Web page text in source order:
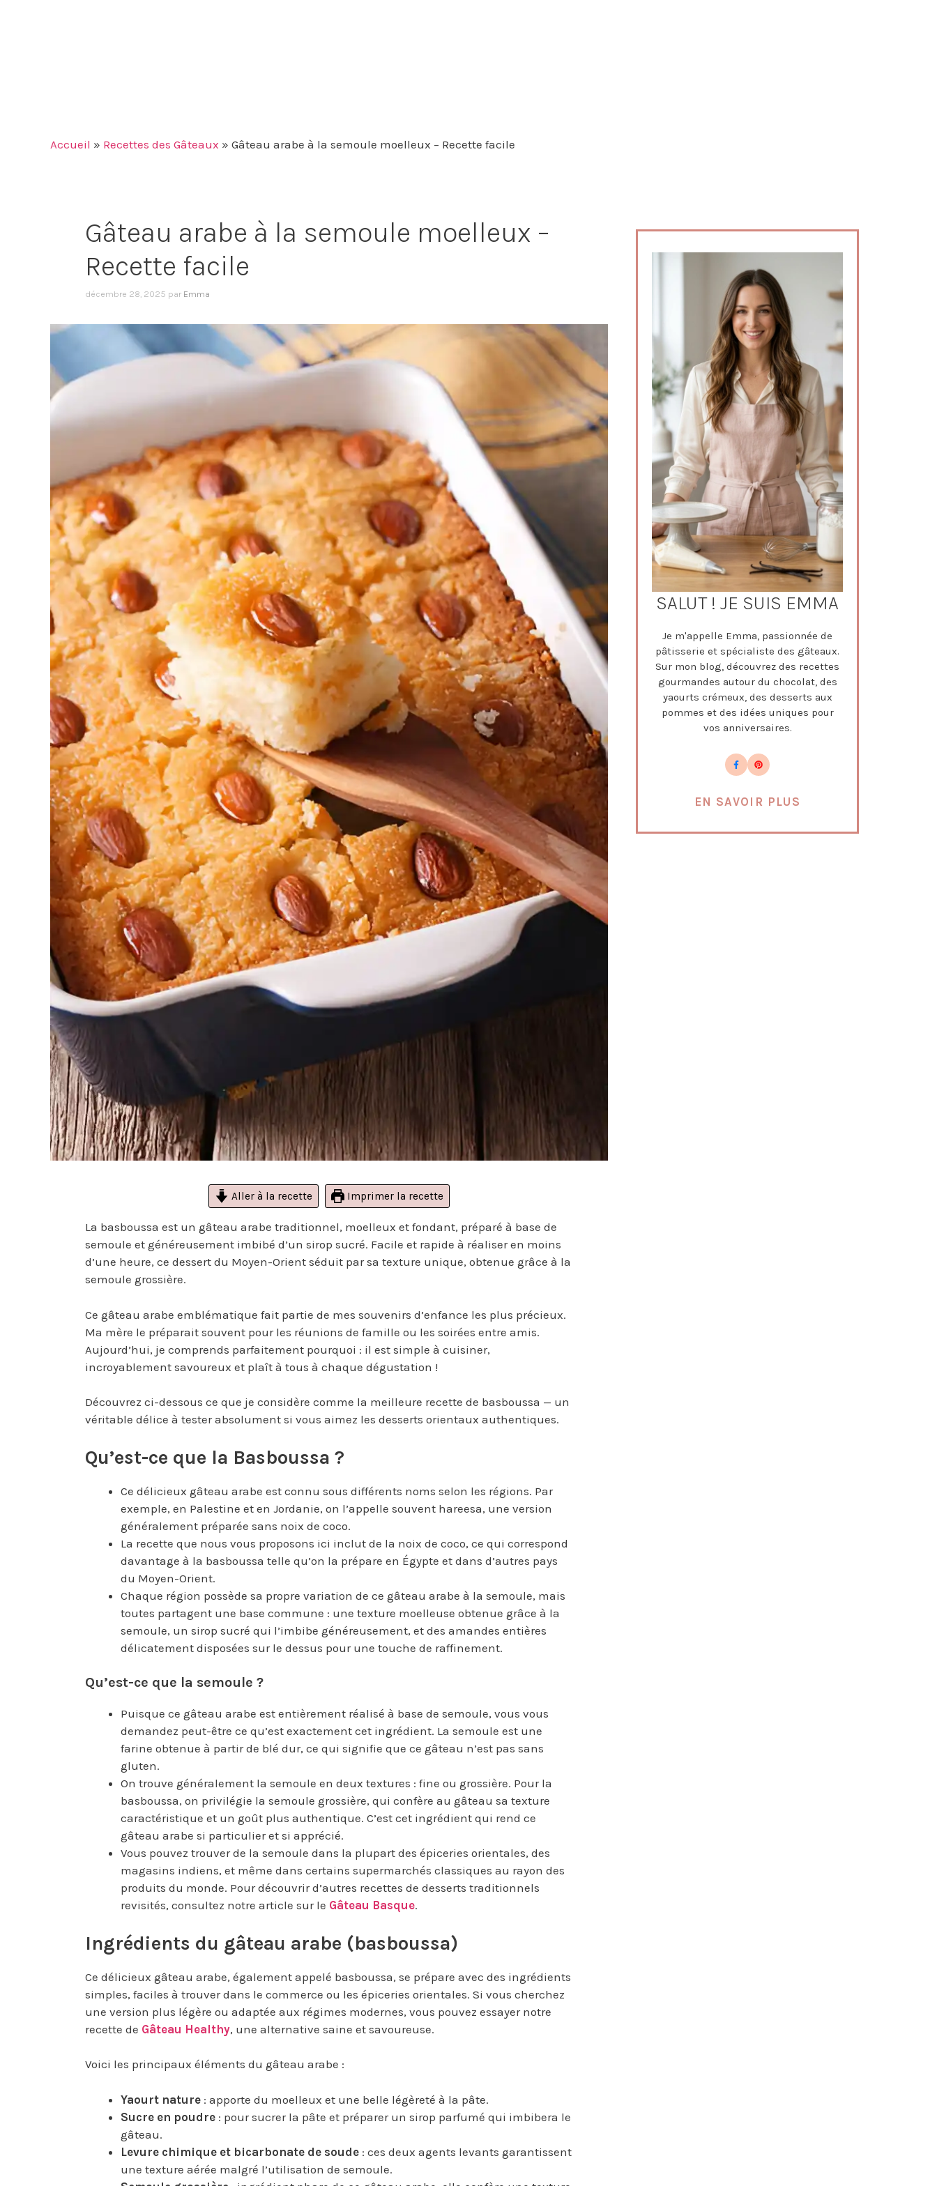
Accueil » Recettes des Gâteaux » Gâteau arabe à la semoule moelleux – Recette facile
Gâteau arabe à la semoule moelleux –
Recette facile
décembre 28, 2025 par Emma
Aller à la recette Imprimer la recette
La basboussa est un gâteau arabe traditionnel, moelleux et fondant, préparé à base de
semoule et généreusement imbibé d’un sirop sucré. Facile et rapide à réaliser en moins
d’une heure, ce dessert du Moyen-Orient séduit par sa texture unique, obtenue grâce à la
semoule grossière.
Ce gâteau arabe emblématique fait partie de mes souvenirs d’enfance les plus précieux.
Ma mère le préparait souvent pour les réunions de famille ou les soirées entre amis.
Aujourd’hui, je comprends parfaitement pourquoi : il est simple à cuisiner,
incroyablement savoureux et plaît à tous à chaque dégustation !
Découvrez ci-dessous ce que je considère comme la meilleure recette de basboussa — un
véritable délice à tester absolument si vous aimez les desserts orientaux authentiques.
Qu’est-ce que la Basboussa ?
Ce délicieux gâteau arabe est connu sous différents noms selon les régions. Par
exemple, en Palestine et en Jordanie, on l’appelle souvent hareesa, une version
généralement préparée sans noix de coco.
La recette que nous vous proposons ici inclut de la noix de coco, ce qui correspond
davantage à la basboussa telle qu’on la prépare en Égypte et dans d’autres pays
du Moyen-Orient.
Chaque région possède sa propre variation de ce gâteau arabe à la semoule, mais
toutes partagent une base commune : une texture moelleuse obtenue grâce à la
semoule, un sirop sucré qui l’imbibe généreusement, et des amandes entières
délicatement disposées sur le dessus pour une touche de raffinement.
Qu’est-ce que la semoule ?
Puisque ce gâteau arabe est entièrement réalisé à base de semoule, vous vous
demandez peut-être ce qu’est exactement cet ingrédient. La semoule est une
farine obtenue à partir de blé dur, ce qui signifie que ce gâteau n’est pas sans
gluten.
On trouve généralement la semoule en deux textures : fine ou grossière. Pour la
basboussa, on privilégie la semoule grossière, qui confère au gâteau sa texture
caractéristique et un goût plus authentique. C’est cet ingrédient qui rend ce
gâteau arabe si particulier et si apprécié.
Vous pouvez trouver de la semoule dans la plupart des épiceries orientales, des
magasins indiens, et même dans certains supermarchés classiques au rayon des
produits du monde. Pour découvrir d’autres recettes de desserts traditionnels
revisités, consultez notre article sur le Gâteau Basque.
Ingrédients du gâteau arabe (basboussa)
Ce délicieux gâteau arabe, également appelé basboussa, se prépare avec des ingrédients
simples, faciles à trouver dans le commerce ou les épiceries orientales. Si vous cherchez
une version plus légère ou adaptée aux régimes modernes, vous pouvez essayer notre
recette de Gâteau Healthy, une alternative saine et savoureuse.
Voici les principaux éléments du gâteau arabe :
Yaourt nature : apporte du moelleux et une belle légèreté à la pâte.
Sucre en poudre : pour sucrer la pâte et préparer un sirop parfumé qui imbibera le
gâteau.
Levure chimique et bicarbonate de soude : ces deux agents levants garantissent
une texture aérée malgré l’utilisation de semoule.
SALUT ! JE SUIS EMMA
Je m'appelle Emma, passionnée de
pâtisserie et spécialiste des gâteaux.
Sur mon blog, découvrez des recettes
gourmandes autour du chocolat, des
yaourts crémeux, des desserts aux
pommes et des idées uniques pour
vos anniversaires.
EN SAVOIR PLUS